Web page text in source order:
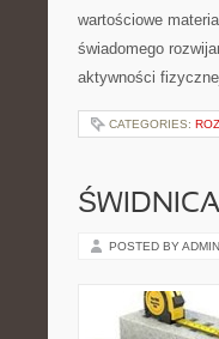
wartościowe
świadomego
aktywności
CATEGORIES:
ŚWIDNICA
POSTED BY ADMIN